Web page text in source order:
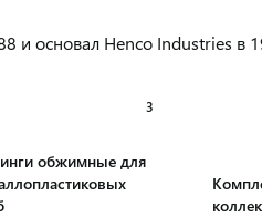
и основал Henco Industries в
обжимные для
3